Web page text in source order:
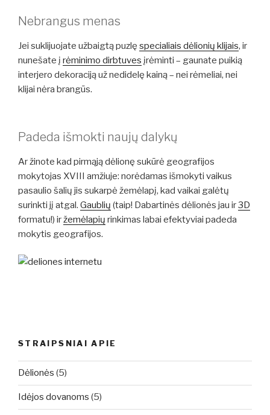
Nebrangus menas
Jei suklijuojate užbaigtą puzlę specialiais dėlionių klijais, ir
nunešate į rėminimo dirbtuves įrėminti – gaunate puikią
interjero dekoraciją už nedidelę kainą – nei rėmeliai, nei
klijai nėra brangūs.
Padeda išmokti naujų dalykų
Ar žinote kad pirmąją dėlionę sukūrė geografijos
mokytojas XVIII amžiuje: norėdamas išmokyti vaikus
pasaulio šalių jis sukarpė žemėlapį, kad vaikai galėtų
surinkti jį atgal. Gaublių (taip! Dabartinės dėlionės jau ir3D
formatu!) iržemėlapių rinkimas labai efektyviai padeda
mokytis geografijos.
STRAIPSNIAI APIE
Dėlionės (5)
Idėjos dovanoms (5)